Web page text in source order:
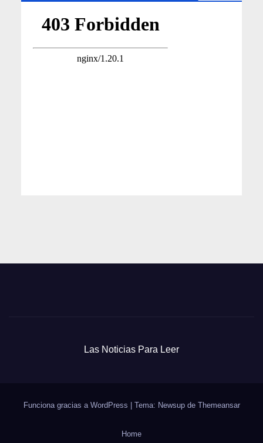
Las Noticias Para Leer
Funciona gracias a WordPress Tema: Newsup de Themeansar
Home